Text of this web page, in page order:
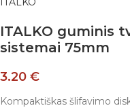
ITALKO guminis
sistemai 75mm
3.20 €
Kompaktiškas šlifavimo